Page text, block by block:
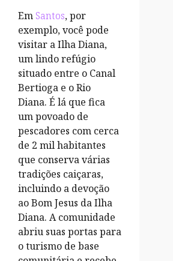
Em Santos, por
exemplo, você pode
visitar a Ilha Diana,
um lindo refúgio
situado entre o Canal
Bertioga e o Rio
Diana. É lá que fica
um povoado de
pescadores com cerca
de 2 mil habitantes
que conserva várias
tradições caiçaras,
incluindo a devoção
ao Bom Jesus da Ilha
Diana. A comunidade
abriu suas portas para
o turismo de base